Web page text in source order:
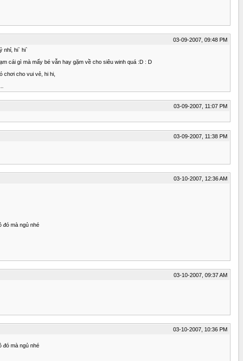
03-09-2007, 09:48 PM
nhỉ, hi` hi`
cái gì mà mấy bé vẫn hay gặm về cho siêu winh quá :D : D
chơi cho vui vẻ, hi hi,
03-09-2007, 11:07 PM
03-09-2007, 11:38 PM
03-10-2007, 12:36 AM
đó mà ngủ nhé
03-10-2007, 09:37 AM
03-10-2007, 10:36 PM
đó mà ngủ nhé